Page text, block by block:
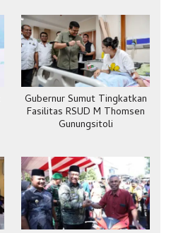
Gubernur Sumut Tingkatkan
Fasilitas RSUD M Thomsen
Gunungsitoli